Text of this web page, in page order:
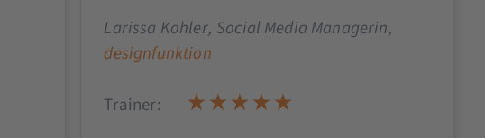
Larissa Kohler, Social Media Managerin,
designfunktion
Trainer: